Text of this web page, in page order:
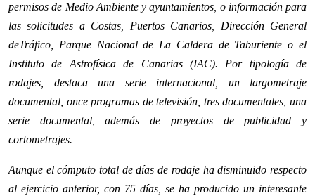
permisos de Medio Ambiente y ayuntamientos, o información para
las solicitudes a Costas, Puertos Canarios, Dirección General
deTráfico, Parque Nacional de La Caldera de Taburiente o el
Instituto de Astrofísica de Canarias (IAC). Por tipología de
rodajes, destaca una serie internacional, un largometraje
documental, once programas de televisión, tres documentales, una
serie documental, además de proyectos de publicidad y
cortometrajes.
Aunque el cómputo total de días de rodaje ha disminuido respecto
al ejercicio anterior, con 75 días, se ha producido un interesante